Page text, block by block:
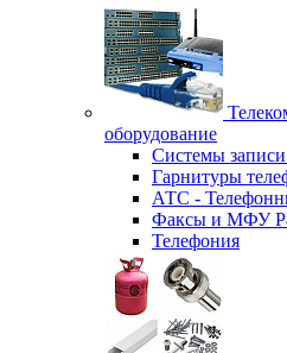
оборудование
Системы
Гарнитуры
АТС -
Факсы и МФУ
Телефония